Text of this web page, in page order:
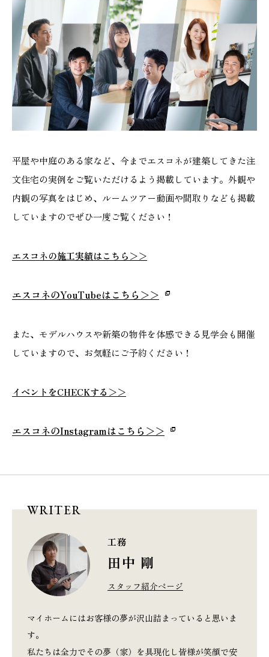
平屋や中庭のある家など、今までエスコネが建築してきた注
文住宅の実例をご覧いただけるよう掲載しています。外観や
内観の写真をはじめ、ルームツアー動画や間取りなども掲載
していますのでぜひ一度ご覧ください！
エスコネの施工実績はこちら＞＞
エスコネのYouTubeはこちら＞＞
また、モデルハウスや新築の物件を体感できる見学会も開催
していますので、お気軽にご予約ください！
イベントをCHECKする＞＞
エスコネのInstagramはこちら ＞＞
WRITER
工務
田中 剛
スタッフ紹介ページ
マイホームにはお客様の夢が沢山詰まっていると思いま
す。
私たちは全力でその夢（家）を具現化し皆様が笑顔で安